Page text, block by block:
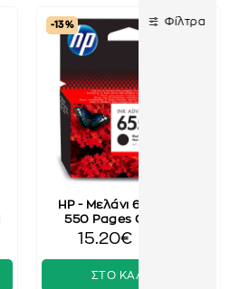
-13 %
HP - Μελάνι 655, Black
550 Pages CZ109AE
15.20€
ΣΤΟ ΚΑΛΑΘΙ
Φίλτρα